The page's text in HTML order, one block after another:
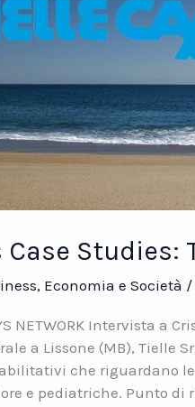
Case Studies:
, Economia e Società /
NETWORK Intervista a
a Lissone (MB), Tielle
che riguardano
e pediatriche. Punto